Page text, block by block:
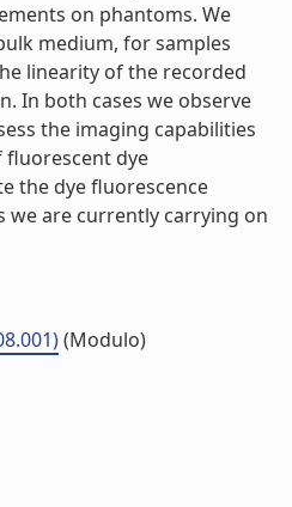
on phantoms. We
medium, for samples
linearity of the recorded
In both cases we observe
the imaging capabilities
fluorescent dye
the dye fluorescence
we are currently carrying on
(Modulo)